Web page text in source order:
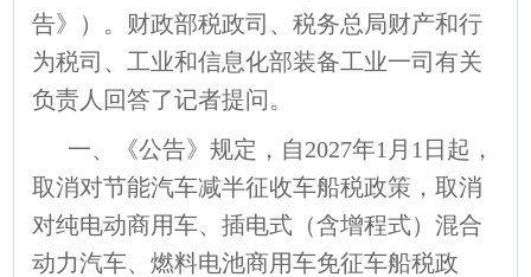
告》）。财政部税政司、税务总局财产和行
为税司、工业和信息化部装备工业一司有关
负责人回答了记者提问。
一、《公告》规定，自2027年1月1日起，
取消对节能汽车减半征收车船税政策，取消
对纯电动商用车、插电式（含增程式）混合
动力汽车、燃料电池商用车免征车船税政